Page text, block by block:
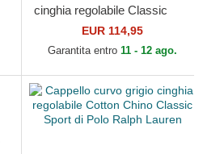
cinghia regolabile Classic
Sport Twill Bear di Polo Ralph
Lauren
EUR 114,95
Garantita entro 11 - 12 ago.